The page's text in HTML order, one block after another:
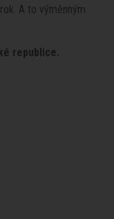
A to výměnným
republice.